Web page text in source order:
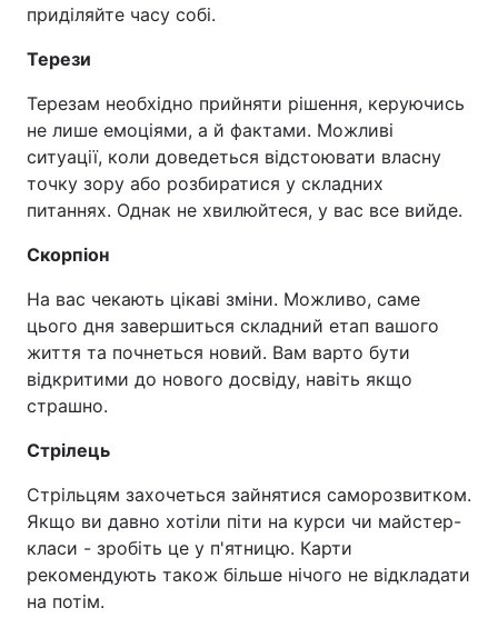
приділяйте часу собі.
Терези
Терезам необхідно прийняти рішення, керуючись
не лише емоціями, а й фактами. Можливі
ситуації, коли доведеться відстоювати власну
точку зору або розбиратися у складних
питаннях. Однак не хвилюйтеся, у вас все вийде.
Скорпіон
На вас чекають цікаві зміни. Можливо, саме
цього дня завершиться складний етап вашого
життя та почнеться новий. Вам варто бути
відкритими до нового досвіду, навіть якщо
страшно.
Стрілець
Стрільцям захочеться зайнятися саморозвитком.
Якщо ви давно хотіли піти на курси чи майстер-
класи - зробіть це у п'ятницю. Карти
рекомендують також більше нічого не відкладати
на потім.